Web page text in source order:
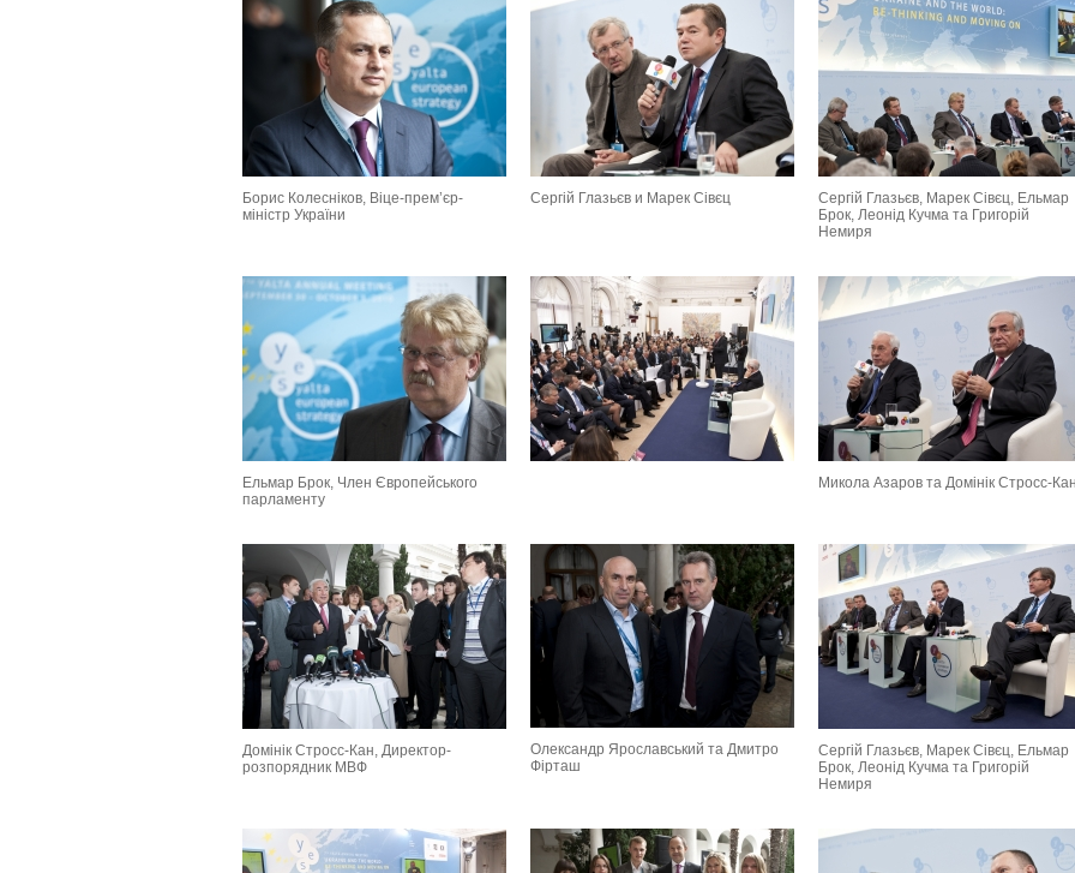
Борис Колесніков, Віце-прем’єр-
міністр України
Сергій Глазьєв и Марек Сівєц
Сергій Глазьєв, Марек Сівєц, Ельмар
Брок, Леонід Кучма та Григорій
Немиря
Ельмар Брок, Член Європейського
парламенту
Микола Азаров та Домінік Стросс-
Домінік Стросс-Кан, Директор-
розпорядник МВФ
Олександр Ярославський та Дмитро
Фірташ
Сергій Глазьєв, Марек Сівєц, Ельмар
Брок, Леонід Кучма та Григорій
Немиря